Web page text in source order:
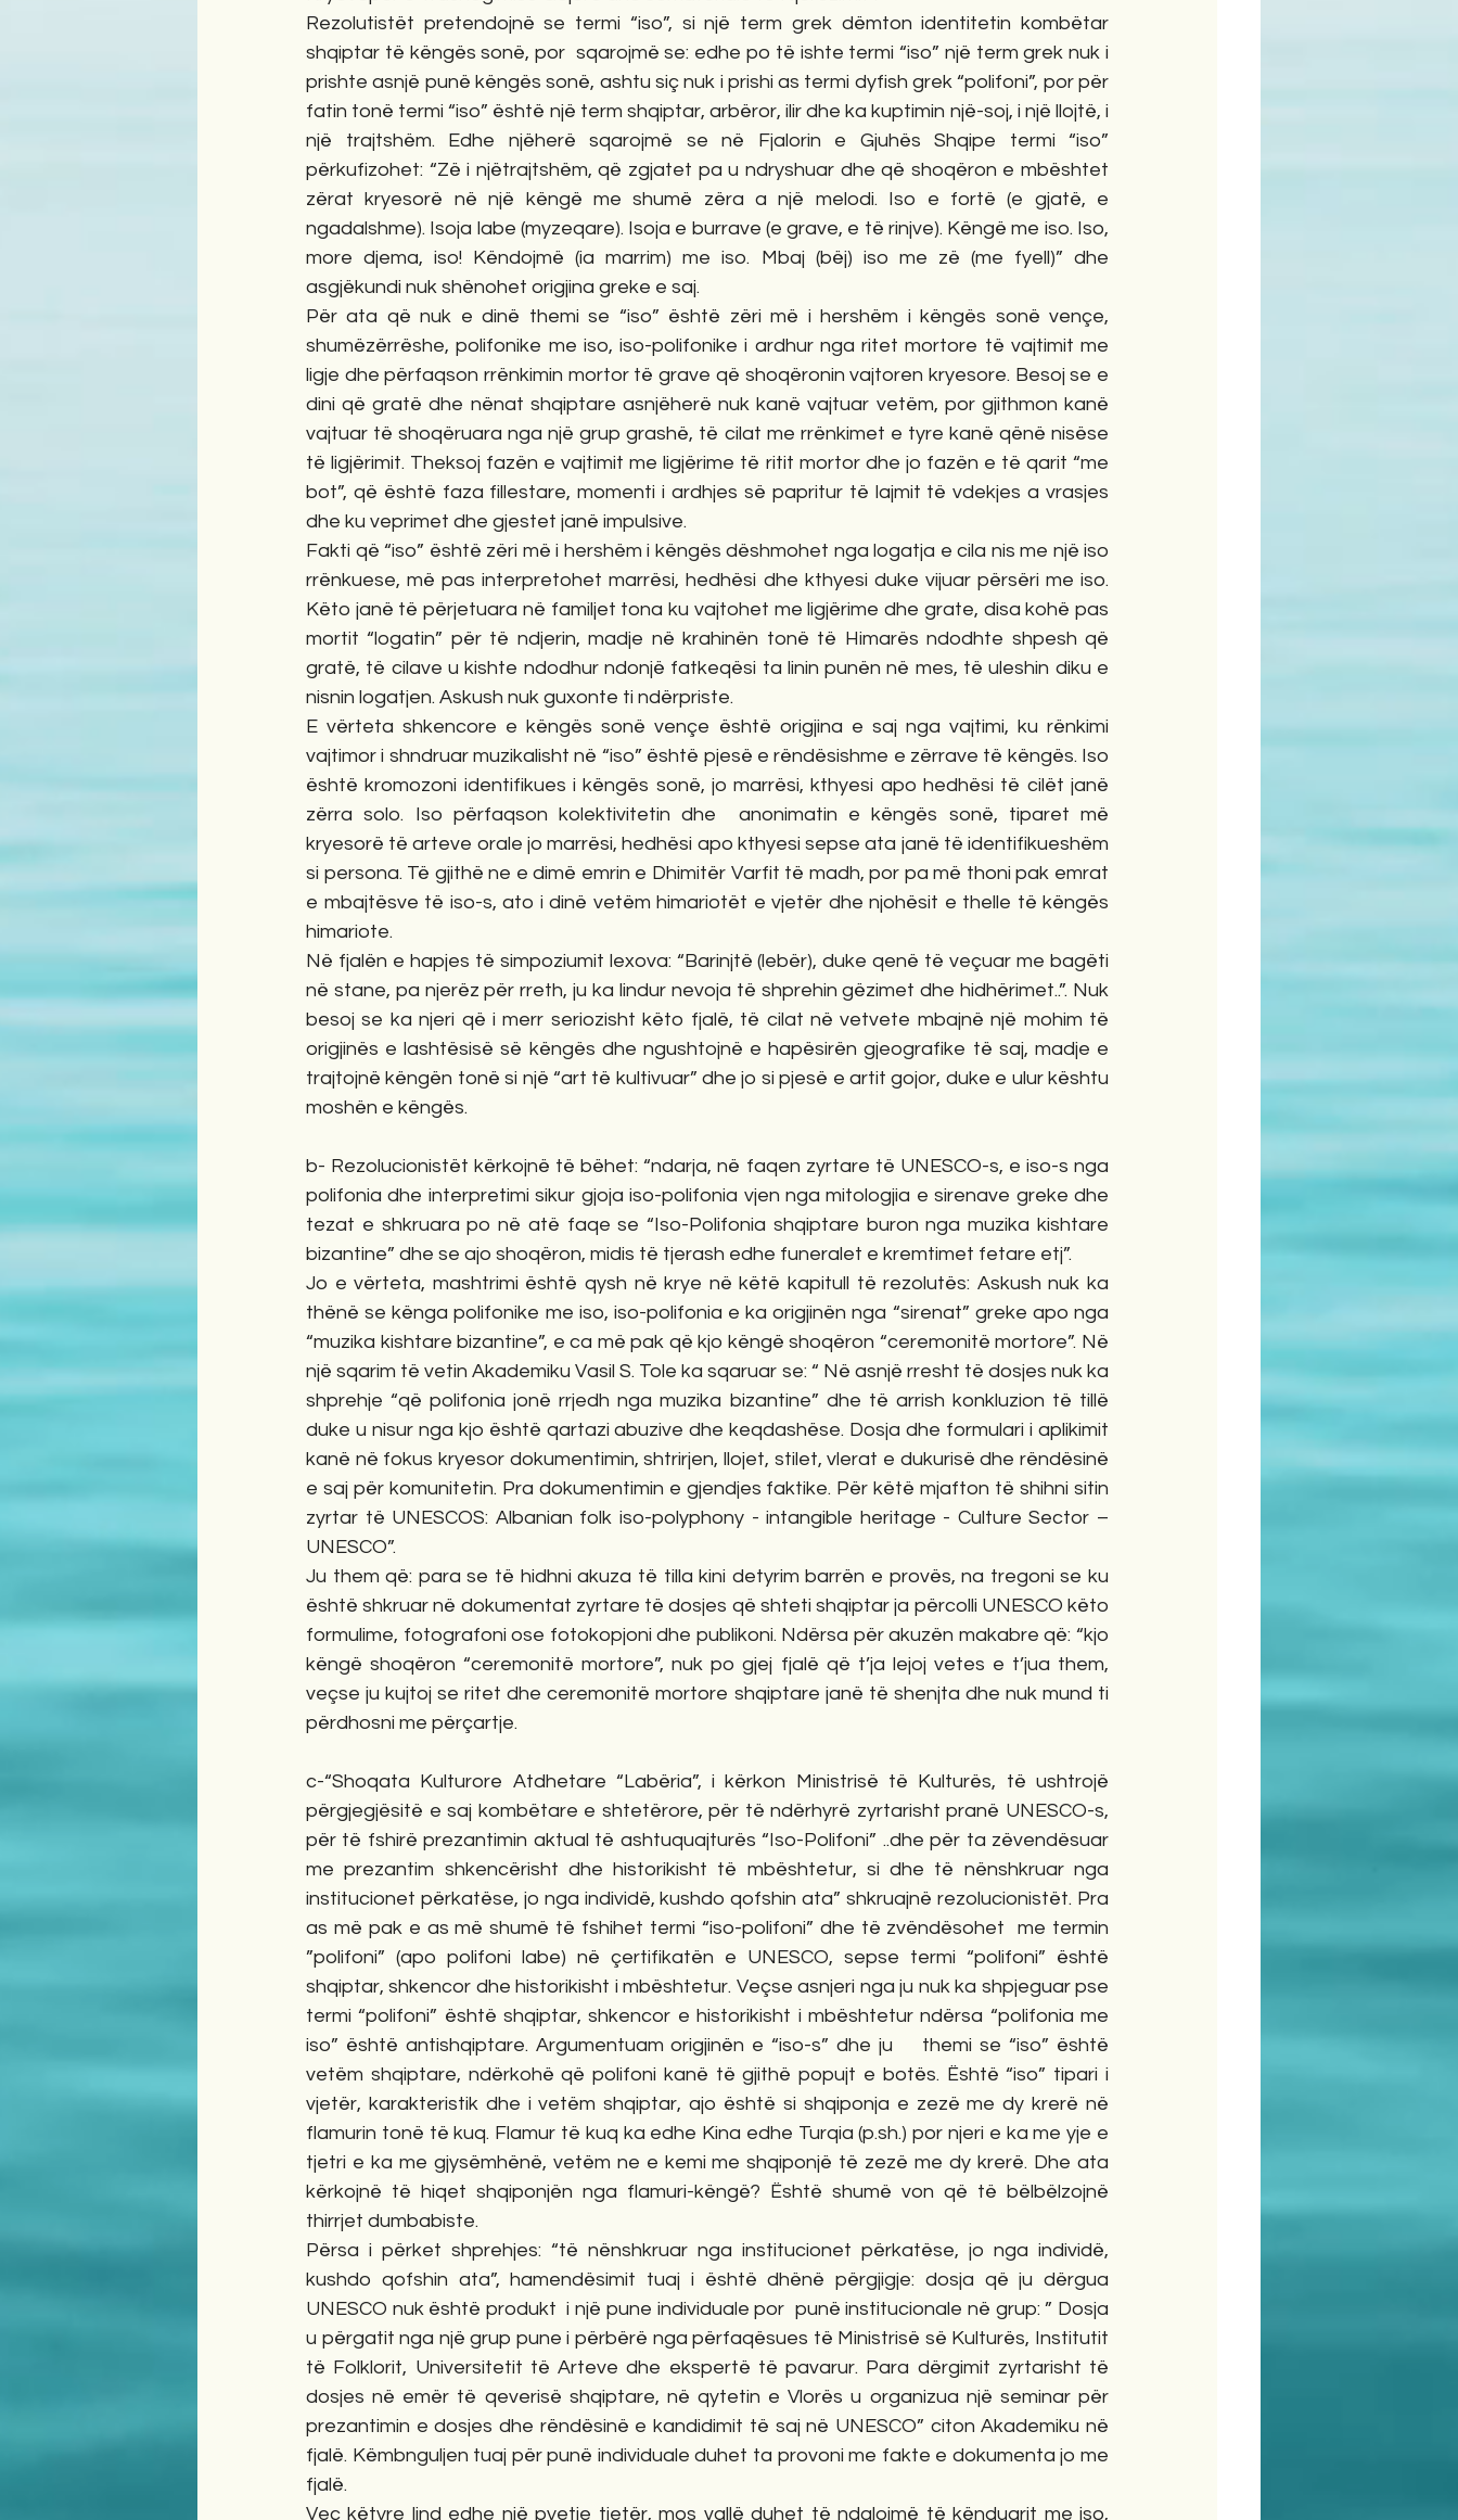
Rezolutistët pretendojnë se termi “iso”, si një term grek dëmton identitetin kombëtar
shqiptar të këngës sonë, por  sqarojmë se: edhe po të ishte termi “iso” një term grek nuk i
prishte asnjë punë këngës sonë, ashtu siç nuk i prishi as termi dyfish grek “polifoni”, por për
fatin tonë termi “iso” është një term shqiptar, arbëror, ilir dhe ka kuptimin një-soj, i një llojtë, i
një trajtshëm. Edhe njëherë sqarojmë se në Fjalorin e Gjuhës Shqipe termi “iso”
përkufizohet: “Zë i njëtrajtshëm, që zgjatet pa u ndryshuar dhe që shoqëron e mbështet
zërat kryesorë në një këngë me shumë zëra a një melodi. Iso e fortë (e gjatë, e
ngadalshme). Isoja labe (myzeqare). Isoja e burrave (e grave, e të rinjve). Këngë me iso. Iso,
more djema, iso! Këndojmë (ia marrim) me iso. Mbaj (bëj) iso me zë (me fyell)” dhe
asgjëkundi nuk shënohet origjina greke e saj.
Për ata që nuk e dinë themi se “iso” është zëri më i hershëm i këngës sonë vençe,
shumëzërrëshe, polifonike me iso, iso-polifonike i ardhur nga ritet mortore të vajtimit me
ligje dhe përfaqson rrënkimin mortor të grave që shoqëronin vajtoren kryesore. Besoj se e
dini që gratë dhe nënat shqiptare asnjëherë nuk kanë vajtuar vetëm, por gjithmon kanë
vajtuar të shoqëruara nga një grup grashë, të cilat me rrënkimet e tyre kanë qënë nisëse
të ligjërimit. Theksoj fazën e vajtimit me ligjërime të ritit mortor dhe jo fazën e të qarit “me
bot”, që është faza fillestare, momenti i ardhjes së papritur të lajmit të vdekjes a vrasjes
dhe ku veprimet dhe gjestet janë impulsive.
Fakti që “iso” është zëri më i hershëm i këngës dëshmohet nga logatja e cila nis me një iso
rrënkuese, më pas interpretohet marrësi, hedhësi dhe kthyesi duke vijuar përsëri me iso.
Këto janë të përjetuara në familjet tona ku vajtohet me ligjërime dhe grate, disa kohë pas
mortit “logatin” për të ndjerin, madje në krahinën tonë të Himarës ndodhte shpesh që
gratë, të cilave u kishte ndodhur ndonjë fatkeqësi ta linin punën në mes, të uleshin diku e
nisnin logatjen. Askush nuk guxonte ti ndërpriste.
E vërteta shkencore e këngës sonë vençe është origjina e saj nga vajtimi, ku rënkimi
vajtimor i shndruar muzikalisht në “iso” është pjesë e rëndësishme e zërrave të këngës. Iso
është kromozoni identifikues i këngës sonë, jo marrësi, kthyesi apo hedhësi të cilët janë
zërra solo. Iso përfaqson kolektivitetin dhe  anonimatin e këngës sonë, tiparet më
kryesorë të arteve orale jo marrësi, hedhësi apo kthyesi sepse ata janë të identifikueshëm
si persona. Të gjithë ne e dimë emrin e Dhimitër Varfit të madh, por pa më thoni pak emrat
e mbajtësve të iso-s, ato i dinë vetëm himariotët e vjetër dhe njohësit e thelle të këngës
himariote.
Në fjalën e hapjes të simpoziumit lexova: “Barinjtë (lebër), duke qenë të veçuar me bagëti
në stane, pa njerëz për rreth, ju ka lindur nevoja të shprehin gëzimet dhe hidhërimet..”. Nuk
besoj se ka njeri që i merr seriozisht këto fjalë, të cilat në vetvete mbajnë një mohim të
origjinës e lashtësisë së këngës dhe ngushtojnë e hapësirën gjeografike të saj, madje e
trajtojnë këngën tonë si një “art të kultivuar” dhe jo si pjesë e artit gojor, duke e ulur kështu
moshën e këngës.
b- Rezolucionistët kërkojnë të bëhet: “ndarja, në faqen zyrtare të UNESCO-s, e iso-s nga
polifonia dhe interpretimi sikur gjoja iso-polifonia vjen nga mitologjia e sirenave greke dhe
tezat e shkruara po në atë faqe se “Iso-Polifonia shqiptare buron nga muzika kishtare
bizantine” dhe se ajo shoqëron, midis të tjerash edhe funeralet e kremtimet fetare etj”.
Jo e vërteta, mashtrimi është qysh në krye në këtë kapitull të rezolutës: Askush nuk ka
thënë se kënga polifonike me iso, iso-polifonia e ka origjinën nga “sirenat” greke apo nga
“muzika kishtare bizantine”, e ca më pak që kjo këngë shoqëron “ceremonitë mortore”. Në
një sqarim të vetin Akademiku Vasil S. Tole ka sqaruar se: “ Në asnjë rresht të dosjes nuk ka
shprehje “që polifonia jonë rrjedh nga muzika bizantine” dhe të arrish konkluzion të tillë
duke u nisur nga kjo është qartazi abuzive dhe keqdashëse. Dosja dhe formulari i aplikimit
kanë në fokus kryesor dokumentimin, shtrirjen, llojet, stilet, vlerat e dukurisë dhe rëndësinë
e saj për komunitetin. Pra dokumentimin e gjendjes faktike. Për këtë mjafton të shihni sitin
zyrtar të UNESCOS: Albanian folk iso-polyphony - intangible heritage - Culture Sector –
UNESCO”.
Ju them që: para se të hidhni akuza të tilla kini detyrim barrën e provës, na tregoni se ku
është shkruar në dokumentat zyrtare të dosjes që shteti shqiptar ja përcolli UNESCO këto
formulime, fotografoni ose fotokopjoni dhe publikoni. Ndërsa për akuzën makabre që: “kjo
këngë shoqëron “ceremonitë mortore”, nuk po gjej fjalë që t’ja lejoj vetes e t’jua them,
veçse ju kujtoj se ritet dhe ceremonitë mortore shqiptare janë të shenjta dhe nuk mund ti
përdhosni me përçartje.
c-“Shoqata Kulturore Atdhetare “Labëria”, i kërkon Ministrisë të Kulturës, të ushtrojë
përgjegjësitë e saj kombëtare e shtetërore, për të ndërhyrë zyrtarisht pranë UNESCO-s,
për të fshirë prezantimin aktual të ashtuquajturës “Iso-Polifoni” ..dhe për ta zëvendësuar
me prezantim shkencërisht dhe historikisht të mbështetur, si dhe të nënshkruar nga
institucionet përkatëse, jo nga individë, kushdo qofshin ata” shkruajnë rezolucionistët. Pra
as më pak e as më shumë të fshihet termi “iso-polifoni” dhe të zvëndësohet  me termin
”polifoni” (apo polifoni labe) në çertifikatën e UNESCO, sepse termi “polifoni” është
shqiptar, shkencor dhe historikisht i mbështetur. Veçse asnjeri nga ju nuk ka shpjeguar pse
termi “polifoni” është shqiptar, shkencor e historikisht i mbështetur ndërsa “polifonia me
iso” është antishqiptare. Argumentuam origjinën e “iso-s” dhe ju    themi se “iso” është
vetëm shqiptare, ndërkohë që polifoni kanë të gjithë popujt e botës. Është “iso” tipari i
vjetër, karakteristik dhe i vetëm shqiptar, ajo është si shqiponja e zezë me dy krerë në
flamurin tonë të kuq. Flamur të kuq ka edhe Kina edhe Turqia (p.sh.) por njeri e ka me yje e
tjetri e ka me gjysëmhënë, vetëm ne e kemi me shqiponjë të zezë me dy krerë. Dhe ata
kërkojnë të hiqet shqiponjën nga flamuri-këngë? Është shumë von që të bëlbëlzojnë
thirrjet dumbabiste.
Përsa i përket shprehjes: “të nënshkruar nga institucionet përkatëse, jo nga individë,
kushdo qofshin ata”, hamendësimit tuaj i është dhënë përgjigje: dosja që ju dërgua
UNESCO nuk është produkt  i një pune individuale por  punë institucionale në grup: ” Dosja
u përgatit nga një grup pune i përbërë nga përfaqësues të Ministrisë së Kulturës, Institutit
të Folklorit, Universitetit të Arteve dhe ekspertë të pavarur. Para dërgimit zyrtarisht të
dosjes në emër të qeverisë shqiptare, në qytetin e Vlorës u organizua një seminar për
prezantimin e dosjes dhe rëndësinë e kandidimit të saj në UNESCO” citon Akademiku në
fjalë. Këmbnguljen tuaj për punë individuale duhet ta provoni me fakte e dokumenta jo me
fjalë.
Veç këtyre lind edhe një pyetje tjetër, mos vallë duhet të ndalojmë të kënduarit me iso,